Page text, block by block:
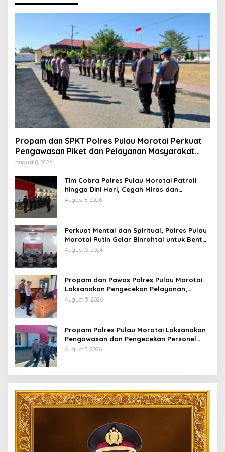
Propam dan SPKT Polres Pulau Morotai Perkuat
Pengawasan Piket dan Pelayanan Masyarakat
Selama 1×24 Jam
August 8, 2026
Tim Cobra Polres Pulau Morotai Patroli
hingga Dini Hari, Cegah Miras dan
Gangguan Kamtibmas
August 8, 2026
Perkuat Mental dan Spiritual, Polres Pulau
Morotai Rutin Gelar Binrohtal untuk Bentuk
Personel Berintegritas
August 5, 2026
Propam dan Pawas Polres Pulau Morotai
Laksanakan Pengecekan Pelayanan,
Pastikan Masyarakat Mendapat
August 5, 2026
Propam Polres Pulau Morotai Laksanakan
Pengawasan dan Pengecekan Personel
Saat Apel Serah Terima Piket Fungsi
August 3, 2026